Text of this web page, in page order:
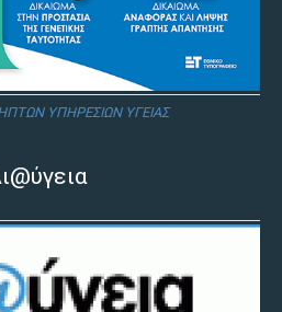
ΥΠΗΡΕΣΙΩΝ ΥΓΕΙΑΣ